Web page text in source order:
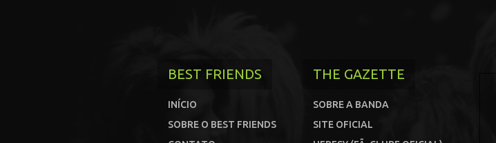
BEST FRIENDS
INÍCIO
SOBRE O BEST FRIENDS
THE GAZETTE
SOBRE A BANDA
SITE OFICIAL